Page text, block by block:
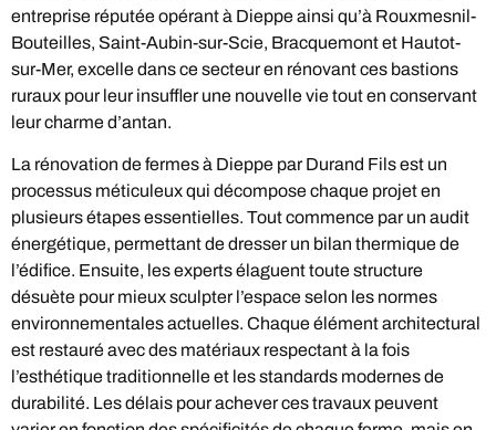
entreprise réputée opérant à Dieppe ainsi qu’à Rouxmesnil-
Bouteilles, Saint-Aubin-sur-Scie, Bracquemont et Hautot-
sur-Mer, excelle dans ce secteur en rénovant ces bastions
ruraux pour leur insuffler une nouvelle vie tout en conservant
leur charme d’antan.
La rénovation de fermes à Dieppe par Durand Fils est un
processus méticuleux qui décompose chaque projet en
plusieurs étapes essentielles. Tout commence par un audit
énergétique, permettant de dresser un bilan thermique de
l’édifice. Ensuite, les experts élaguent toute structure
désuète pour mieux sculpter l’espace selon les normes
environnementales actuelles. Chaque élément architectural
est restauré avec des matériaux respectant à la fois
l’esthétique traditionnelle et les standards modernes de
durabilité. Les délais pour achever ces travaux peuvent